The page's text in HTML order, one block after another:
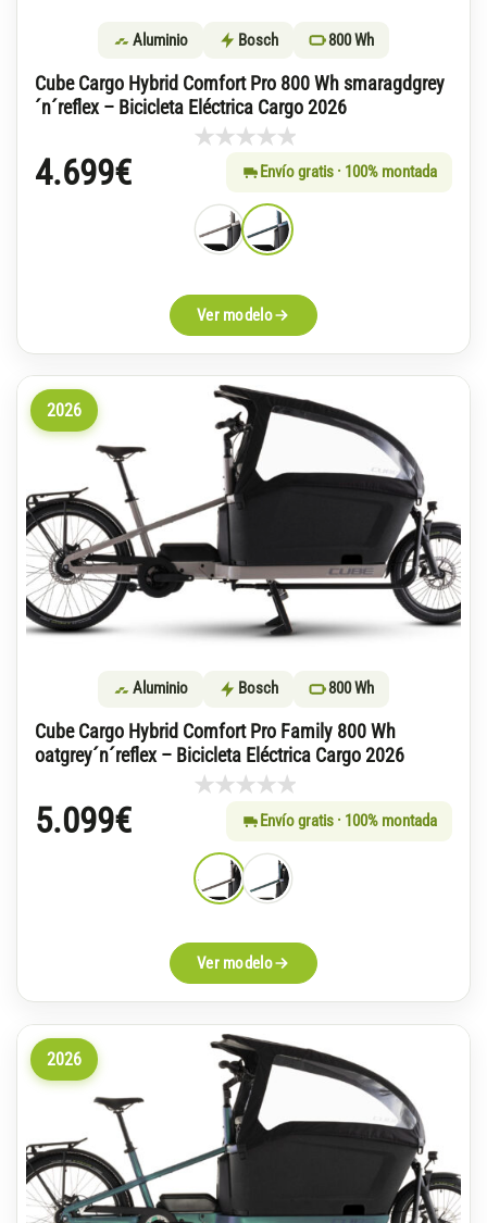
Aluminio Bosch 800 Wh
Cube Cargo Hybrid Comfort Pro 800 Wh smaragdgrey
´n´reflex – Bicicleta Eléctrica Cargo 2026
Envío gratis · 100% montada
4.699€
Ver modelo
2026
Aluminio Bosch 800 Wh
Cube Cargo Hybrid Comfort Pro Family 800 Wh
oatgrey´n´reflex – Bicicleta Eléctrica Cargo 2026
Envío gratis · 100% montada
5.099€
Ver modelo
2026